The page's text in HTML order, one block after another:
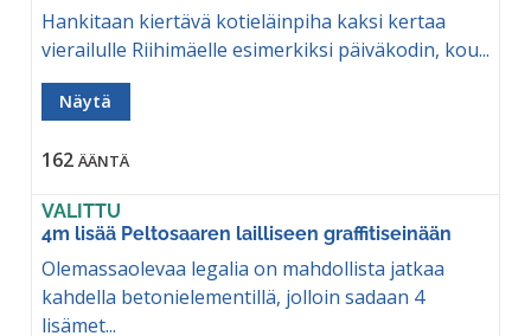
Hankitaan kiertävä kotieläinpiha kaksi kertaa
vierailulle Riihimäelle esimerkiksi päiväkodin, kou...
Näytä
162 ÄÄNTÄ
VALITTU
4m lisää Peltosaaren lailliseen graffitiseinään
Olemassaolevaa legalia on mahdollista jatkaa
kahdella betonielementillä, jolloin sadaan 4
lisämet...